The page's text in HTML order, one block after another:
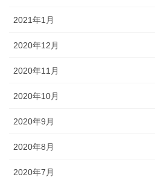
2021年1月
2020年12月
2020年11月
2020年10月
2020年9月
2020年8月
2020年7月